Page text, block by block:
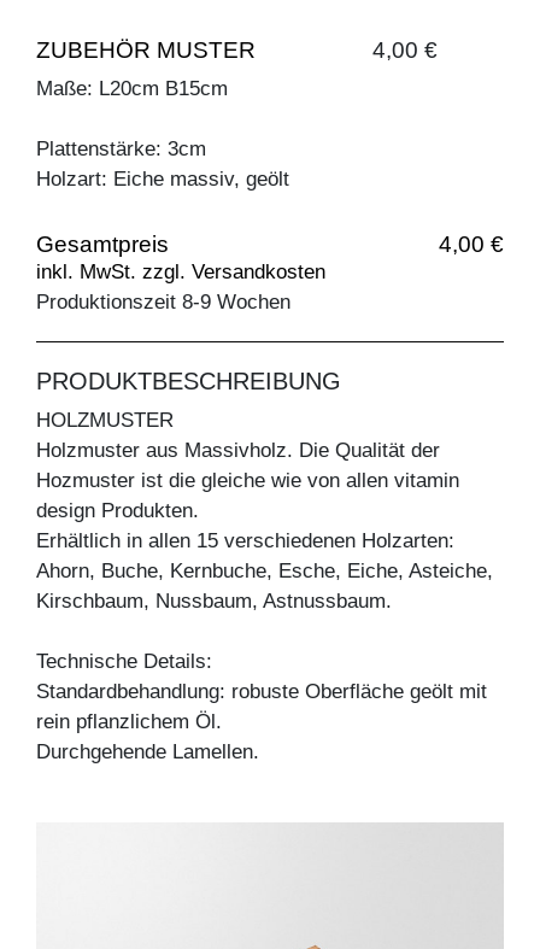
ZUBEHÖR MUSTER 4,00 €
Maße: L20cm B15cm
Plattenstärke: 3cm
Holzart: Eiche massiv, geölt
Gesamtpreis 4,00 €
inkl. MwSt. zzgl. Versandkosten
Produktionszeit 8-9 Wochen
PRODUKTBESCHREIBUNG
HOLZMUSTER
Holzmuster aus Massivholz. Die Qualität der
Hozmuster ist die gleiche wie von allen vitamin
design Produkten.
Erhältlich in allen 15 verschiedenen Holzarten:
Ahorn, Buche, Kernbuche, Esche, Eiche, Asteiche,
Kirschbaum, Nussbaum, Astnussbaum.
Technische Details:
Standardbehandlung: robuste Oberfläche geölt mit
rein pflanzlichem Öl.
Durchgehende Lamellen.